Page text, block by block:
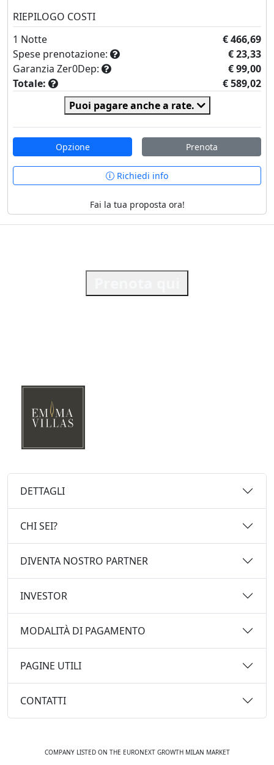
RIEPILOGO COSTI
1 Notte
€ 466,69
Spese prenotazione:
€ 23,33
Garanzia Zer0Dep:
€ 99,00
Totale:
€ 589,02
Puoi pagare anche a rate.
Opzione Prenota
Richiedi info
Fai la tua proposta ora!
DETTAGLI
CHI SEI?
DIVENTA NOSTRO PARTNER
INVESTOR
MODALITÀ DI PAGAMENTO
PAGINE UTILI
CONTATTI
COMPANY LISTED ON THE EURONEXT GROWTH MILAN MARKET